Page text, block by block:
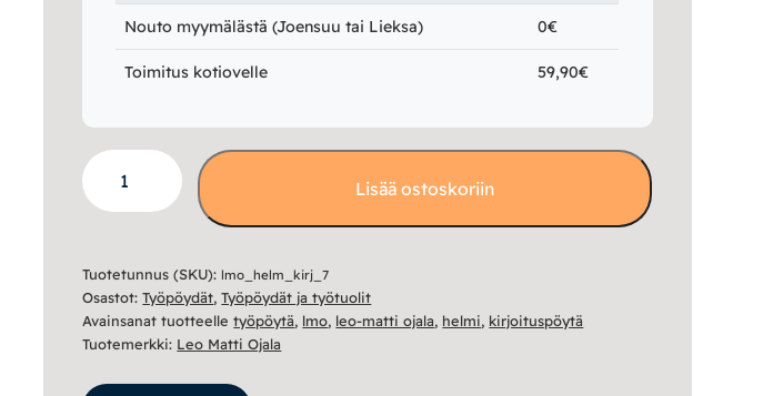
Nouto myymälästä (Joensuu tai Lieksa) 0€
Toimitus kotiovelle 59,90€
Helmi
kirjoituspöytä
määrä
Lisää ostoskoriin
Tuotetunnus (SKU):lmo_helm_kirj_7
Osastot:Työpöydät,Työpöydät ja työtuolit
Avainsanat tuotteelletyöpöytä, lmo, leo-matti ojala, helmi, kirjoituspöytä
Tuotemerkki: Leo Matti Ojala